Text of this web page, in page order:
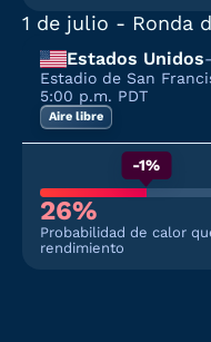
1 de julio - Ronda
Estados Unidos
Estadio de San
5:00 p.m. PDT
Aire libre
-1%
26%
Probabilidad de calor
rendimiento